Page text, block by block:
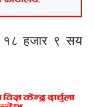
१८ हजार ९ सय